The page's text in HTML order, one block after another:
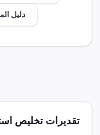
دليل
تقديرات تخليص